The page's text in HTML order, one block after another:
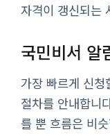
자격이 갱신되는
국민비서 알
가장 빠르게 신청
절차를 안내합니
를 뿐 흐름은 비